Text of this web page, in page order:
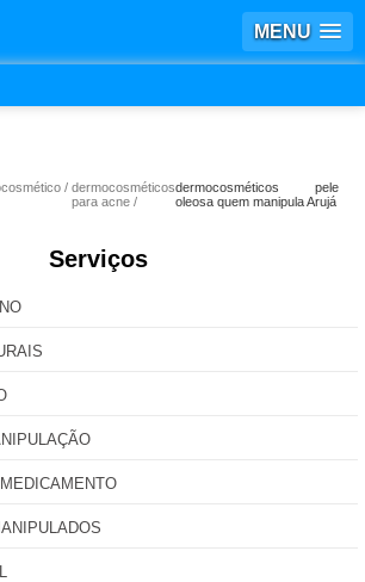
MENU
dermocosméticos
para acne
dermocosméticos pele
oleosa quem manipula Arujá
Serviços